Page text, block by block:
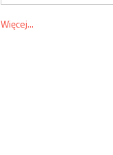
Więcej...